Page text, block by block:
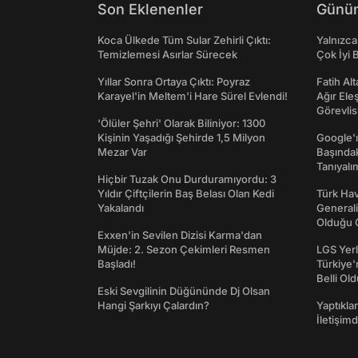
Son Eklenenler
Koca Ülkede Tüm Sular Zehirli Çıktı:
Temizlemesi Asırlar Sürecek
Yıllar Sonra Ortaya Çıktı: Poyraz
Karayel'in Meltem'i Hare Sürel Evlendi!
'Ölüler Şehri' Olarak Biliniyor: 1300
Kişinin Yaşadığı Şehirde 1,5 Milyon
Mezar Var
Hiçbir Tuzak Onu Durduramıyordu: 3
Yıldır Çiftçilerin Baş Belası Olan Kedi
Yakalandı
Exxen'in Sevilen Dizisi Karma'dan
Müjde: 2. Sezon Çekimleri Resmen
Başladı!
Eski Sevgilinin Düğününde Dj Olsan
Hangi Şarkıyı Çalardın?
Çok İyi
Fatih
Ağır
Türk
Olduğu
LGS
Belli